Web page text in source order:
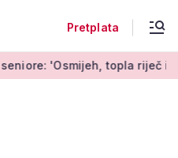
Pretplata
topla riječ i stvaranje novih